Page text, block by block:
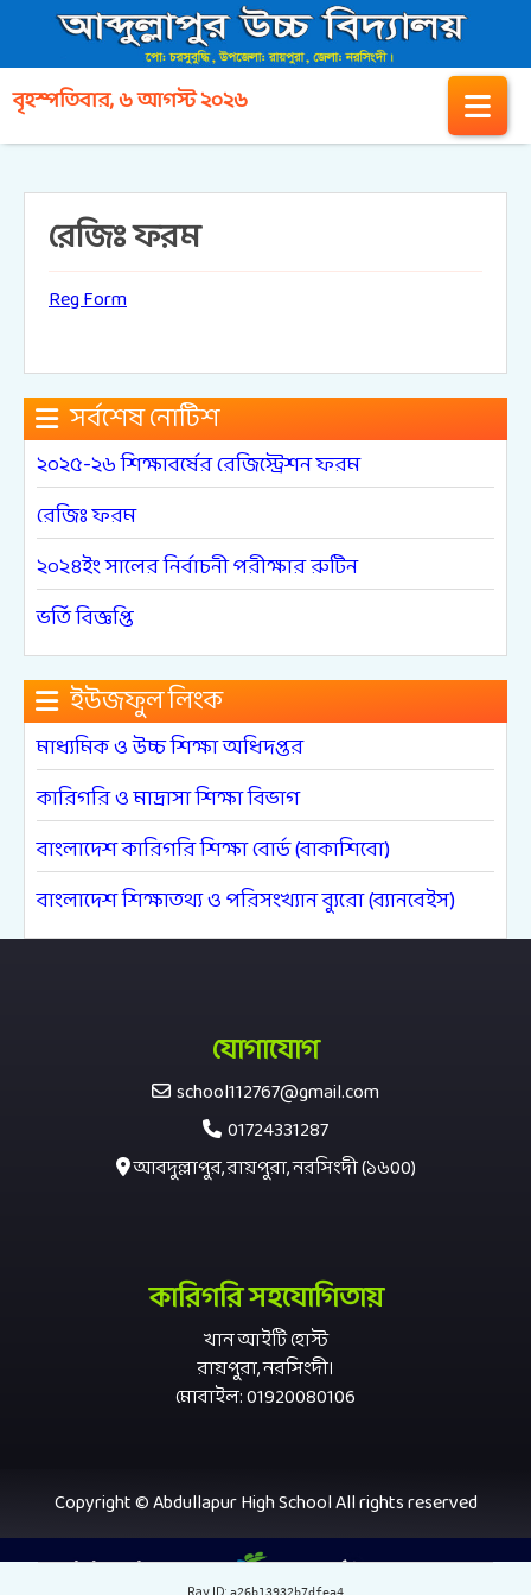
বৃহস্পতিবার, ৬ আগস্ট ২০২৬
রেজিঃ ফরম
Reg Form
সর্বশেষ নোটিশ
২০২৫-২৬ শিক্ষাবর্ষের রেজিস্ট্রেশন ফরম
রেজিঃ ফরম
২০২৪ইং সালের নির্বাচনী পরীক্ষার রুটিন
ভর্তি বিজ্ঞপ্তি
ইউজফুল লিংক
মাধ্যমিক ও উচ্চ শিক্ষা অধিদপ্তর
কারিগরি ও মাদ্রাসা শিক্ষা বিভাগ
বাংলাদেশ কারিগরি শিক্ষা বোর্ড (বাকাশিবো)
বাংলাদেশ শিক্ষাতথ্য ও পরিসংখ্যান ব্যুরো (ব্যানবেইস)
যোগাযোগ
school112767@gmail.com
01724331287
আবদুল্লাপুর, রায়পুরা, নরসিংদী (১৬00)
কারিগরি সহযোগিতায়
খান আইটি হোস্ট
রায়পুরা, নরসিংদী।
মোবাইল: 01920080106
Copyright © Abdullapur High School All rights reserved
a26b13932b7dfea4